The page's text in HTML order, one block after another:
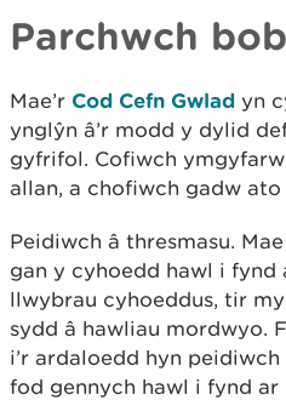
Parchwch
Mae’r Cod Cefn Gwlad yn
ynglŷn â’r modd y dylid
gyfrifol. Cofiwch
allan, a chofiwch gadw ato
Peidiwch â thresmasu.
gan y cyhoedd hawl i fynd
llwybrau cyhoeddus, tir
sydd â hawliau mordwyo.
i’r ardaloedd hyn
fod gennych hawl i fynd